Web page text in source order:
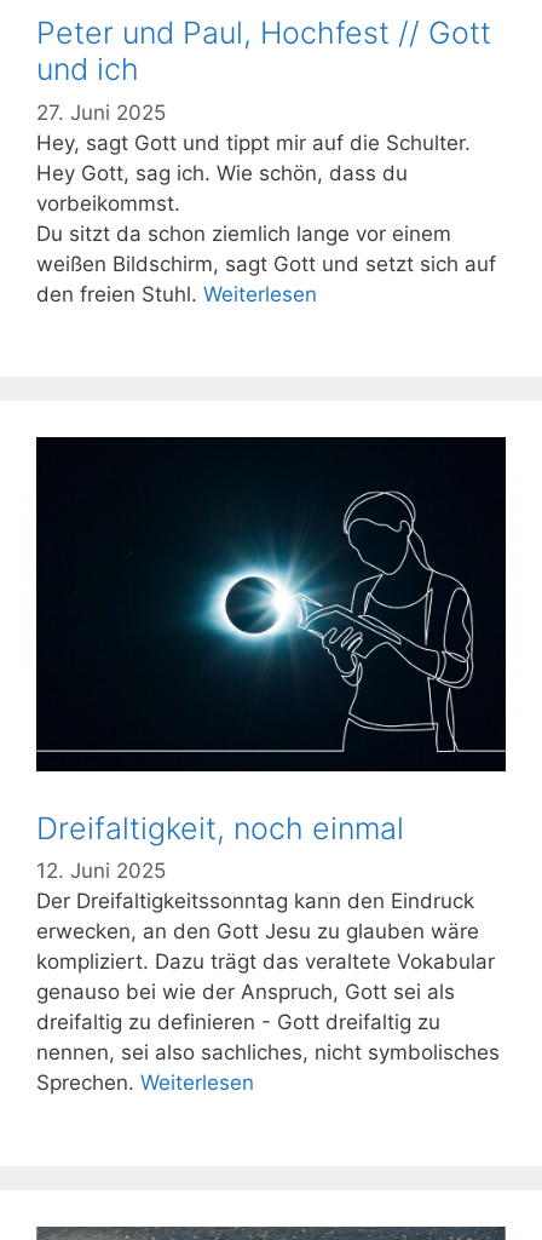
Peter und Paul, Hochfest // Gott
und ich
27. Juni 2025
Hey, sagt Gott und tippt mir auf die Schulter.
Hey Gott, sag ich. Wie schön, dass du
vorbeikommst.
Du sitzt da schon ziemlich lange vor einem
weißen Bildschirm, sagt Gott und setzt sich auf
den freien Stuhl. Weiterlesen
Dreifaltigkeit, noch einmal
12. Juni 2025
Der Dreifaltigkeitssonntag kann den Eindruck
erwecken, an den Gott Jesu zu glauben wäre
kompliziert. Dazu trägt das veraltete Vokabular
genauso bei wie der Anspruch, Gott sei als
dreifaltig zu definieren - Gott dreifaltig zu
nennen, sei also sachliches, nicht symbolisches
Sprechen. Weiterlesen